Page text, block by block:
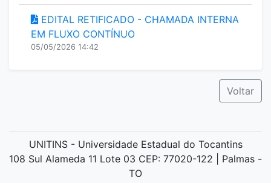
EDITAL RETIFICADO - CHAMADA INTERNA
EM FLUXO CONTÍNUO
05/05/2026 14:42
Voltar
UNITINS - Universidade Estadual do Tocantins
108 Sul Alameda 11 Lote 03 CEP: 77020-122 | Palmas -
TO